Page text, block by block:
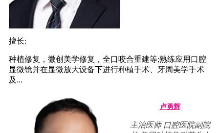
擅长:
种植修复，微创美学修复，全口咬合重建等;熟练应用口腔
显微镜并在显微放大设备下进行种植手术、牙周美学手术
及...
卢勇辉
主治医师 口腔医院副院